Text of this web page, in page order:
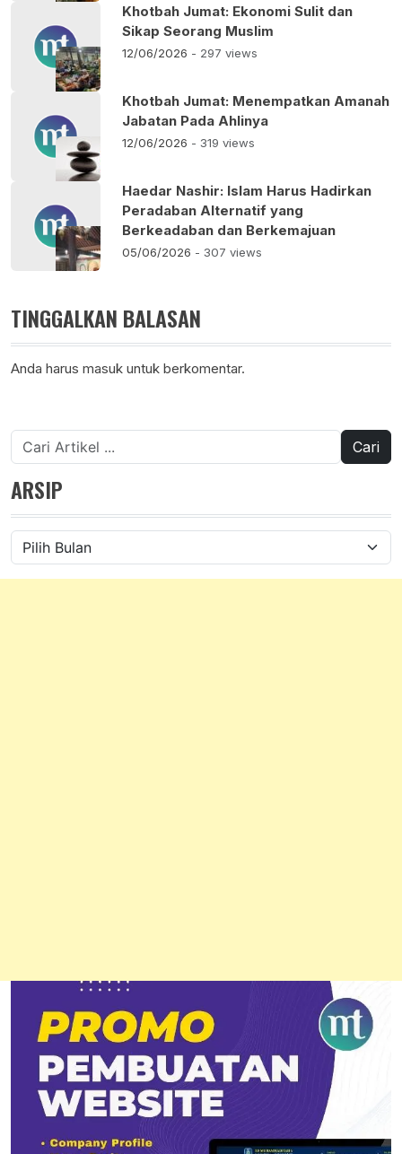
Khotbah Jumat: Ekonomi Sulit dan
Sikap Seorang Muslim
12/06/2026 - 297 views
Khotbah Jumat: Menempatkan Amanah
Jabatan Pada Ahlinya
12/06/2026 - 319 views
Haedar Nashir: Islam Harus Hadirkan
Peradaban Alternatif yang
Berkeadaban dan Berkemajuan
05/06/2026 - 307 views
TINGGALKAN BALASAN
Anda harus masuk untuk berkomentar.
Cari
untuk:
ARSIP
Arsip